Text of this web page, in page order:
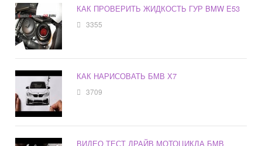
КАК ПРОВЕРИТЬ ЖИДКОСТЬ ГУР BMW E53
3355
КАК НАРИСОВАТЬ БМВ Х7
3709
ВИДЕО ТЕСТ ДРАЙВ МОТОЦИКЛА БМВ